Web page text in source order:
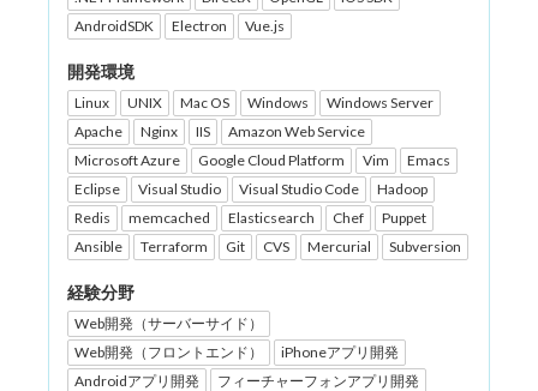
AndroidSDK
Electron Vue.js
開発環境
Linux UNIX Mac OS Windows
Windows Server
Apache
Nginx IIS
Amazon Web Service
Microsoft Azure
Google Cloud Platform Vim
Emacs
Eclipse
Visual Studio Visual Studio Code
Hadoop
Redis
memcached Elasticsearch Chef
Puppet
Ansible
Terraform Git CVS Mercurial Subversion
経験分野
Web開発（サーバーサイド）
Web開発（フロントエンド）
iPhoneアプリ開発
Androidアプリ開発
フィーチャーフォンアプリ開発